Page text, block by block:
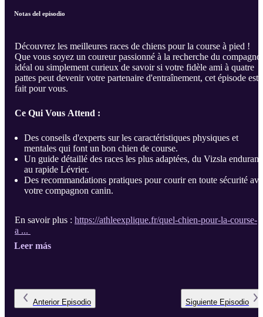
Notas del episodio
Découvrez les meilleures races de chiens pour la course à pied !
Que vous soyez un coureur passionné à la recherche du
idéal ou simplement curieux de savoir si votre fidèle ami à quatre
pattes peut devenir votre partenaire d'entraînement, cet épisode est
fait pour vous.
Ce Qui Vous Attend :
Des conseils d'experts sur les caractéristiques physiques et
mentales qui font un bon chien de course.
Un guide détaillé des races les plus adaptées, du Vizsla endurant
au rapide Lévrier.
Des recommandations pratiques pour courir en toute sécurité
votre compagnon canin.
En savoir plus : https://athleexplique.fr/quel-chien-pour-la-course-
a ...
Leer más
Anterior Episodio Siguiente Episodio